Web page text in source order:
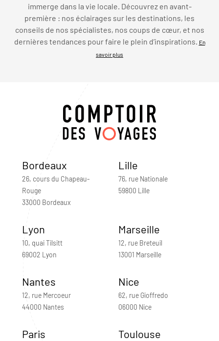
immerge dans la vie locale. Découvrez en avant-
première : nos éclairages sur les destinations, les
conseils de nos spécialistes, nos coups de cœur, et nos
dernières tendances pour faire le plein d’inspirations. En
savoir plus
Bordeaux
26, cours du Chapeau-
Rouge
33000 Bordeaux
Lille
76, rue Nationale
59800 Lille
Lyon
10, quai Tilsitt
69002 Lyon
Marseille
12, rue Breteuil
13001 Marseille
Nantes
12, rue Mercoeur
44000 Nantes
Nice
62, rue Gioffredo
06000 Nice
Paris Toulouse